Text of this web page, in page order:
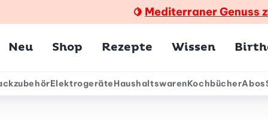
🍋 Mediterraner Genuss
Neu Shop Rezepte Wissen
ElektrogeräteHaushaltswarenKochbücherAbos